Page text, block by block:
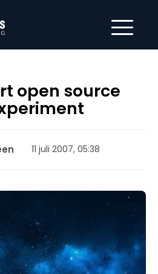
open source
11 juli 2007, 05:38